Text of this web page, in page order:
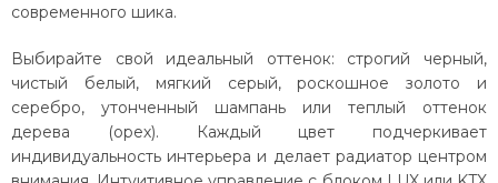
современного шика.
Выбирайте свой идеальный оттенок: строгий черный,
чистый белый, мягкий серый, роскошное золото и
серебро, утонченный шампань или теплый оттенок
дерева (орех). Каждый цвет подчеркивает
индивидуальность интерьера и делает радиатор центром